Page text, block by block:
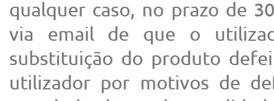
qualquer caso, no prazo de
via email de que o
substituição do produto
utilizador por motivos de